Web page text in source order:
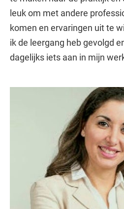
leuk om met andere
komen en ervaringen uit te
ik de leergang heb gevolgd
dagelijks iets aan in mijn